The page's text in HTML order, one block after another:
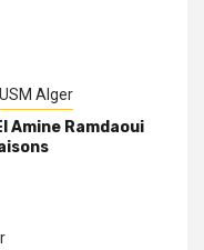
USM Alger
Amine Ramdaoui